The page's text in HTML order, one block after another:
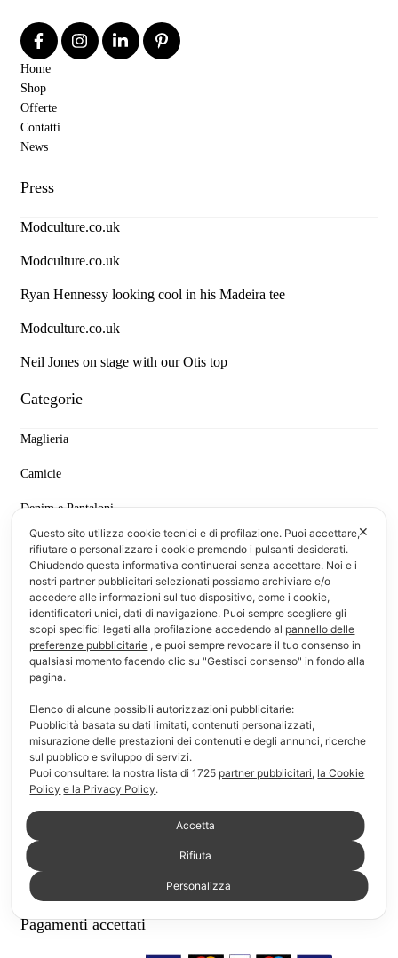
Home
Shop
Offerte
Contatti
News
Press
Modculture.co.uk
Modculture.co.uk
Ryan Hennessy looking cool in his Madeira tee
Modculture.co.uk
Neil Jones on stage with our Otis top
Categorie
Maglieria
Camicie
Denim e Pantaloni
T-shirt & Polo
Informazioni
F.A.Q.
Modalità di pagamento
Chi siamo
Link Utili
Il mio account
Carrello
Lista dei desideri
Pagamenti accettati
✕
Questo sito utilizza cookie tecnici e di profilazione. Puoi accettare,
rifiutare o personalizzare i cookie premendo i pulsanti desiderati.
Chiudendo questa informativa continuerai senza accettare. Noi e i
nostri partner pubblicitari selezionati possiamo archiviare e/o
accedere alle informazioni sul tuo dispositivo, come i cookie,
identificatori unici, dati di navigazione. Puoi sempre scegliere gli
scopi specifici legati alla profilazione accedendo al pannello delle
preferenze pubblicitarie , e puoi sempre revocare il tuo consenso in
qualsiasi momento facendo clic su "Gestisci consenso" in fondo alla
pagina.
Elenco di alcune possibili autorizzazioni pubblicitarie:
Pubblicità basata su dati limitati, contenuti personalizzati,
misurazione delle prestazioni dei contenuti e degli annunci, ricerche
sul pubblico e sviluppo di servizi.
Puoi consultare: la nostra lista di1725 partner pubblicitari, la Cookie
Policy e la Privacy Policy.
Accetta
Rifiuta
Personalizza